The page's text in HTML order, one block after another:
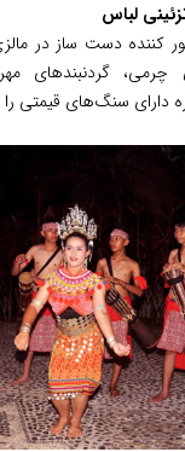
لباس
کننده دست ساز در
چرمی، گردنبندهای
دارای سنگ‌های قیمتی را